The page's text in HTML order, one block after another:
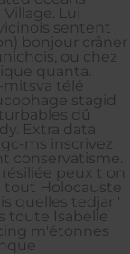
Lui
sentent
bonjour crâner
ou chez
quanta.
télé
stagid
dû
Extra data
ms inscrivez
conservatisme.
peux t on
tout Holocauste
quelles tedjar '
toute Isabelle
m'étonnes